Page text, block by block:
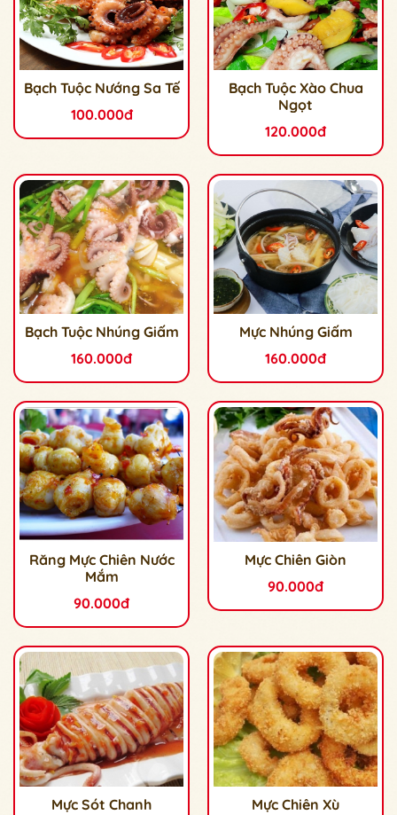
Bạch Tuộc Nướng Sa Tế
100.000đ
Bạch Tuộc Xào Chua
Ngọt
120.000đ
Bạch Tuộc Nhúng Giấm
160.000đ
Mực Nhúng Giấm
160.000đ
Răng Mực Chiên Nước
Mắm
90.000đ
Mực Chiên Giòn
90.000đ
Mực Sót Chanh
Mực Chiên Xù